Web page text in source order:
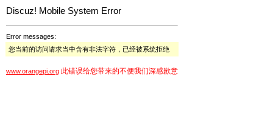
Discuz! Mobile System Error
Error messages:
您当前的访问请求当中含有非法字符，已经被系统拒绝
www.orangepi.org 此错误给您带来的不便我们深感歉意